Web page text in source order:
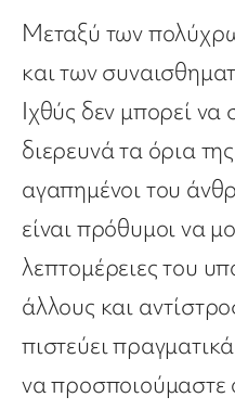
Μεταξύ των
και των
Ιχθύς δεν μπορεί να
διερευνά τα όρια
αγαπημένοι του
είναι πρόθυμοι να
λεπτομέρειες του
άλλους και
πιστεύει
να προσποιούμαστε